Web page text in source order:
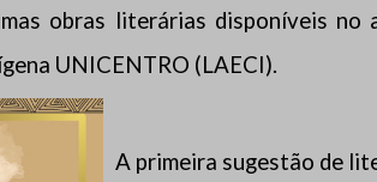
obras literárias disponíveis
UNICENTRO (LAECI).
A primeira sugestão de